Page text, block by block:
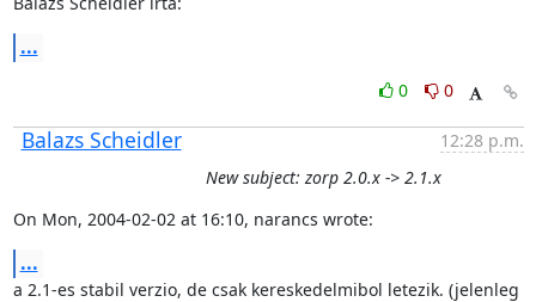
...
0 0
Balazs Scheidler
12:28 p.m.
New subject: zorp 2.0.x -> 2.1.x
On Mon, 2004-02-02 at 16:10, narancs wrote:
...
a 2.1-es stabil verzio, de csak kereskedelmibol letezik. (jelenleg